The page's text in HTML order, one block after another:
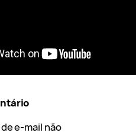
e-mail não